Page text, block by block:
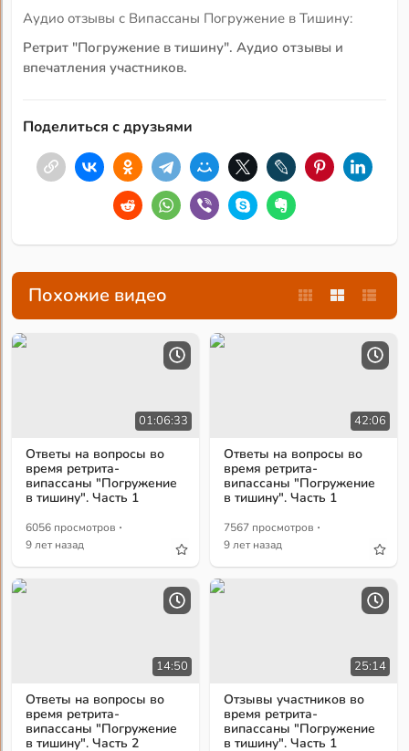
Аудио отзывы с Випассаны Погружение в Тишину:
Ретрит "Погружение в тишину". Аудио отзывы и
впечатления участников.
Поделиться с друзьями
Похожие видео
01:06:33
Ответы на вопросы во
время ретрита-
випассаны "Погружение
в тишину". Часть 1
6056 просмотров ·
9 лет назад
42:06
Ответы на вопросы во
время ретрита-
випассаны "Погружение
в тишину". Часть 1
7567 просмотров ·
9 лет назад
14:50
Ответы на вопросы во
время ретрита-
випассаны "Погружение
в тишину". Часть 2
25:14
Отзывы участников во
время ретрита-
випассаны "Погружение
в тишину". Часть 1